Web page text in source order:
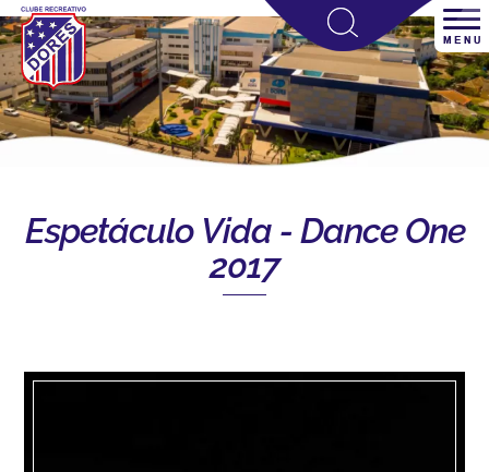
Espetáculo Vida - Dance One
2017